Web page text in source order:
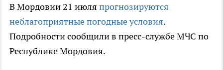
В Мордовии 21 июля прогнозируются
неблагоприятные погодные условия.
Подробности сообщили в пресс-службе МЧС по
Республике Мордовия.